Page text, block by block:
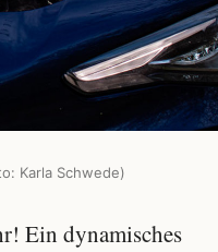
Karla Schwede)
Ein dynamisches